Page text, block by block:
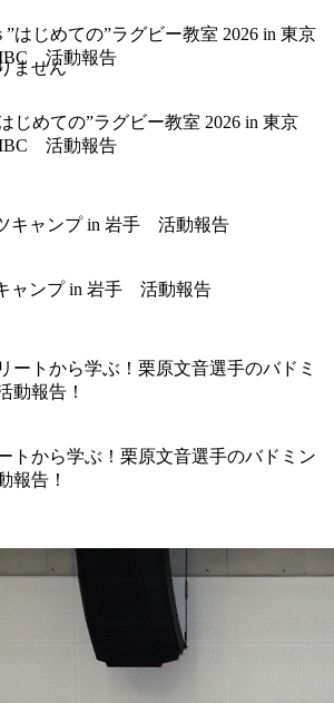
はじめての”ラグビー教室 2026 in 東京
活動報告
ャンプ in 岩手 活動報告
トから学ぶ！栗原文音選手のバドミン
報告！